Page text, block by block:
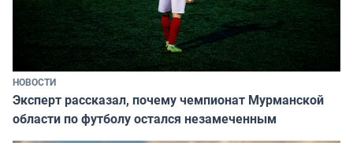
НОВОСТИ
Эксперт рассказал, почему чемпионат Мурманской
области по футболу остался незамеченным